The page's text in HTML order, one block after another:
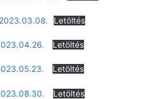
Letöltés
Letöltés
Letöltés
Letöltés